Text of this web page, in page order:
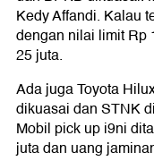
Kedy Affandi. Kalau
dengan nilai limit Rp
25 juta.
Ada juga Toyota
dikuasai dan STNK
Mobil pick up i9ni
juta dan uang